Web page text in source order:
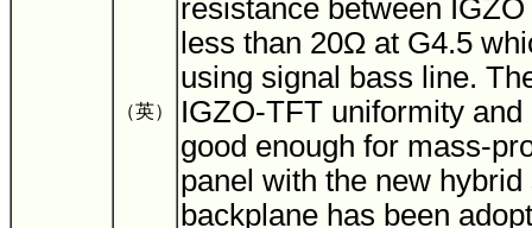
（英）
resistance between
less than 20Ω at G4.5
using signal bass line.
IGZO-TFT uniformity
good enough for mass-
panel with the new hybrid
backplane has been